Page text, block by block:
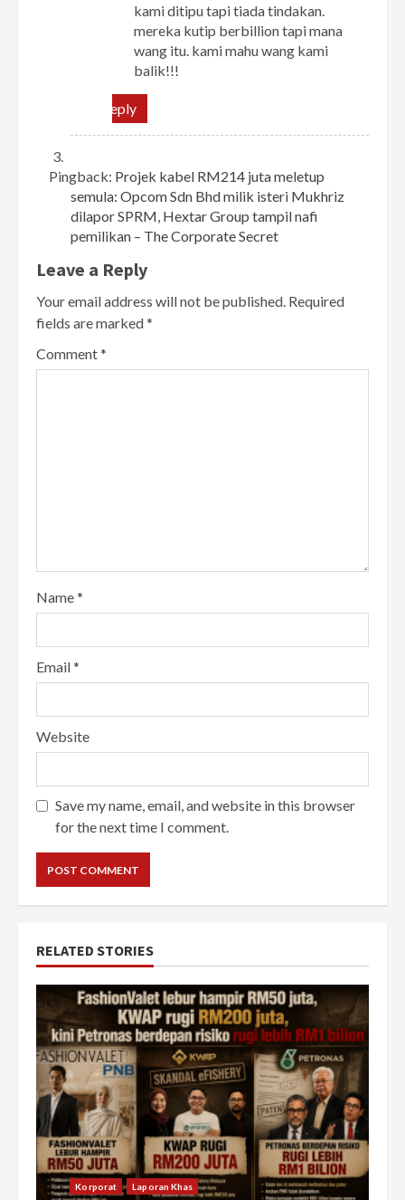
kami ditipu tapi tiada tindakan.
mereka kutip berbillion tapi mana
wang itu. kami mahu wang kami
balik!!!
Reply
Pingback: Projek kabel RM214 juta meletup
semula: Opcom Sdn Bhd milik isteri Mukhriz
dilapor SPRM, Hextar Group tampil nafi
pemilikan – The Corporate Secret
Leave a Reply
Your email address will not be published. Required
fields are marked*
Comment*
Name*
Email*
Website
Save my name, email, and website in this browser
for the next time I comment.
RELATED STORIES
Korporat Laporan Khas